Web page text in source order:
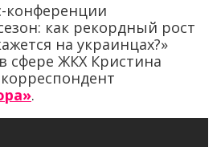
конференции
как рекордный рост
на украинцах?»
сфере ЖКХ Кристина
.